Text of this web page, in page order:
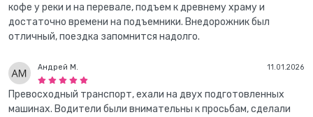
кофе у реки и на перевале, подъем к древнему храму и
достаточно времени на подъемники. Внедорожник был
отличный, поездка запомнится надолго.
11.01.2026
Андрей М.
Превосходный транспорт, ехали на двух подготовленных
машинах. Водители были внимательны к просьбам, сделали